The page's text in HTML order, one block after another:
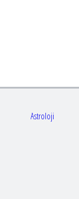
Astroloji